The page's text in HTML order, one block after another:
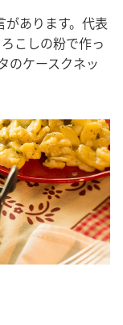
あります。代表
こしの粉で作っ
のケースクネッ